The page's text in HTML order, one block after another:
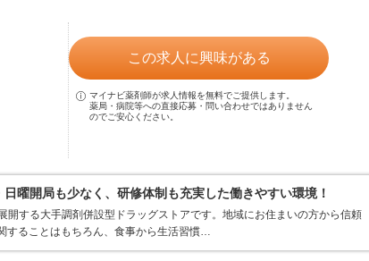
この求人に興味がある
マイナビ薬剤師が求人情報を無料でご提供します。
薬局・病院等への直接応募・問い合わせではありません
のでご安心ください。
曜開局も少なく、研修体制も充実した働きやすい環境！
する大手調剤併設型ドラッグストアです。地域にお住まいの方から信頼
することはもちろん、食事から生活習慣…